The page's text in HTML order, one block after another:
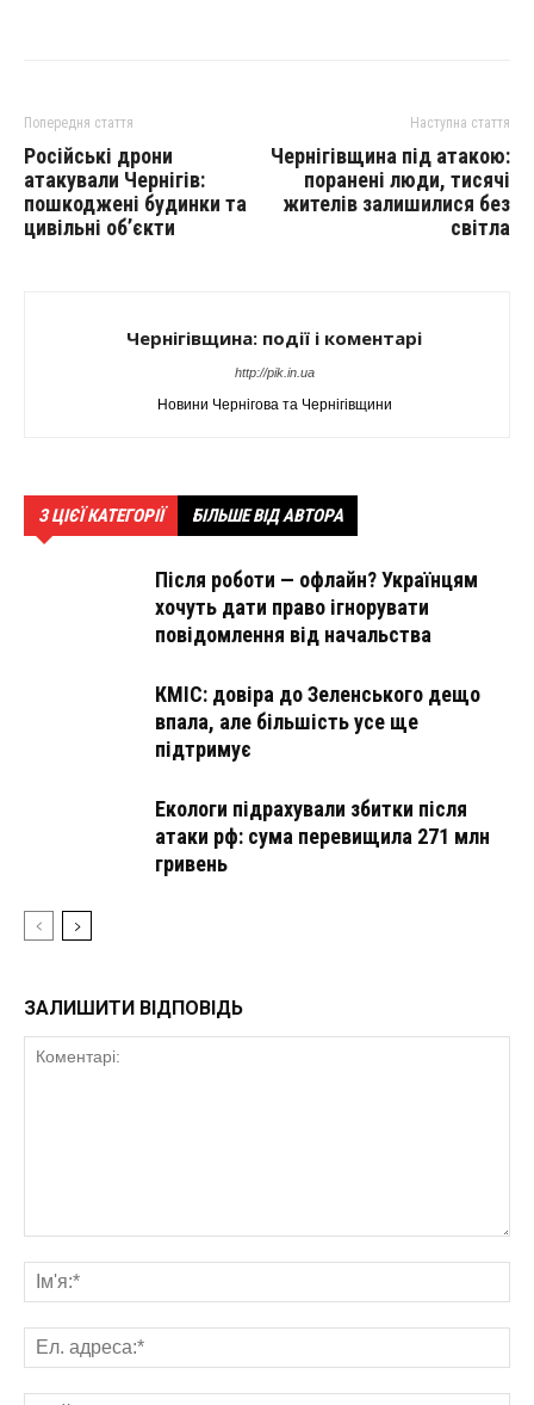
Попередня стаття
Російські дрони
атакували Чернігів:
пошкоджені будинки та
цивільні об’єкти
Наступна стаття
Чернігівщина під атакою:
поранені люди, тисячі
жителів залишилися без
світла
Чернігівщина: події і коментарі
http://pik.in.ua
Новини Чернігова та Чернігівщини
З ЦІЄЇ КАТЕГОРІЇ БІЛЬШЕ ВІД АВТОРА
Після роботи — офлайн? Українцям
хочуть дати право ігнорувати
повідомлення від начальства
КМІС: довіра до Зеленського дещо
впала, але більшість усе ще
підтримує
Екологи підрахували збитки після
атаки рф: сума перевищила 271 млн
гривень
ЗАЛИШИТИ ВІДПОВІДЬ